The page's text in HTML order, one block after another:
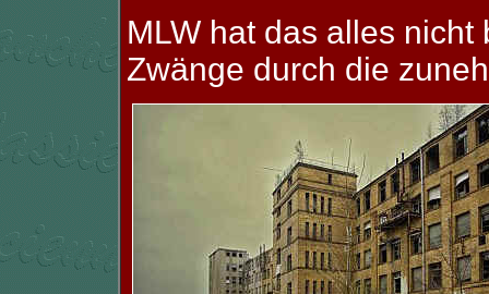
MLW hat das alles
Zwänge durch die